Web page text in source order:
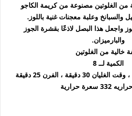
من الغلوتين مصنوعة من كريمة الكاجو
والسبانخ وعلبة معجنات غنية باللوز.
واجعل هذا البصل لاذعًا بقشرة الجوز
والبارميزان.
خالية من الغلوتين
الكمية لــ 8
332 سعرة حرارية